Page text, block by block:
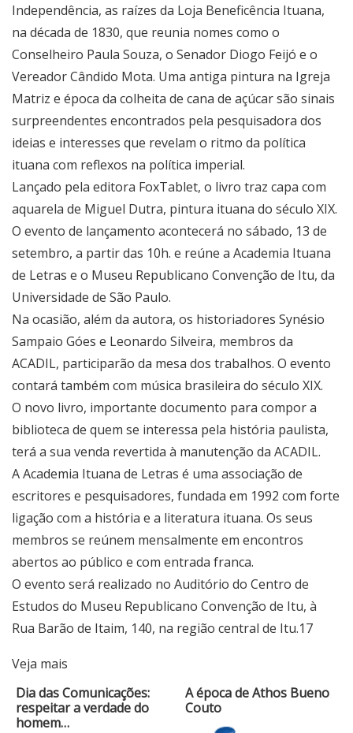
Independência, as raízes da Loja Beneficência Ituana,
na década de 1830, que reunia nomes como o
Conselheiro Paula Souza, o Senador Diogo Feijó e o
Vereador Cândido Mota. Uma antiga pintura na Igreja
Matriz e época da colheita de cana de açúcar são sinais
surpreendentes encontrados pela pesquisadora dos
ideias e interesses que revelam o ritmo da política
ituana com reflexos na política imperial.
Lançado pela editora FoxTablet, o livro traz capa com
aquarela de Miguel Dutra, pintura ituana do século XIX.
O evento de lançamento acontecerá no sábado, 13 de
setembro, a partir das 10h. e reúne a Academia Ituana
de Letras e o Museu Republicano Convenção de Itu, da
Universidade de São Paulo.
Na ocasião, além da autora, os historiadores Synésio
Sampaio Góes e Leonardo Silveira, membros da
ACADIL, participarão da mesa dos trabalhos. O evento
contará também com música brasileira do século XIX.
O novo livro, importante documento para compor a
biblioteca de quem se interessa pela história paulista,
terá a sua venda revertida à manutenção da ACADIL.
A Academia Ituana de Letras é uma associação de
escritores e pesquisadores, fundada em 1992 com forte
ligação com a história e a literatura ituana. Os seus
membros se reúnem mensalmente em encontros
abertos ao público e com entrada franca.
O evento será realizado no Auditório do Centro de
Estudos do Museu Republicano Convenção de Itu, à
Rua Barão de Itaim, 140, na região central de Itu.17
Veja mais
Dia das Comunicações:
respeitar a verdade do
homem…
A época de Athos Bueno
Couto